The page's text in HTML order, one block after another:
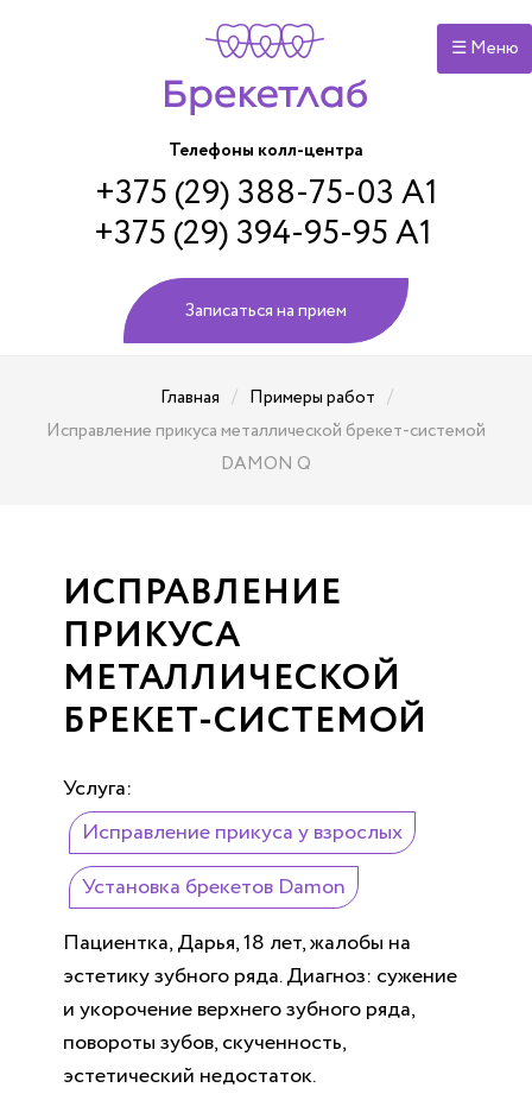
☰ Меню
Телефоны колл-центра
+375 (29) 388-75-03 А1
+375 (29) 394-95-95 А1
Записаться на прием
Главная / Примеры работ /
Исправление прикуса металлической брекет-системой
DAMON Q
ИСПРАВЛЕНИЕ
ПРИКУСА
МЕТАЛЛИЧЕСКОЙ
БРЕКЕТ-СИСТЕМОЙ
Услуга:
Исправление прикуса у взрослых
Установка брекетов Damon
Пациентка, Дарья, 18 лет, жалобы на
эстетику зубного ряда. Диагноз: сужение
и укорочение верхнего зубного ряда,
повороты зубов, скученность,
эстетический недостаток.